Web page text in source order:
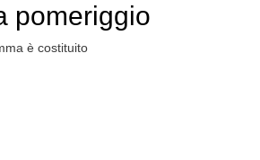
pomeriggio
è costituito